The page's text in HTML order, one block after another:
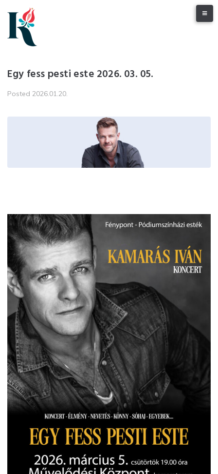
content
Egy fess pesti este 2026. 03. 05.
Posted 2026.01.20.